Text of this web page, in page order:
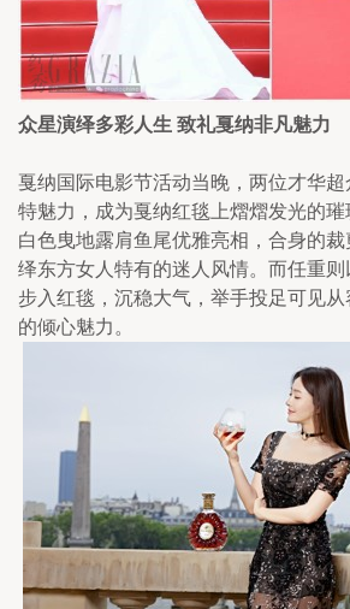
众星演绎多彩人生 致礼戛纳非凡魅力
戛纳国际电影节活动当晚，两位才华
特魅力，成为戛纳红毯上熠熠发光的
白色曳地露肩鱼尾优雅亮相，合身的
绎东方女人特有的迷人风情。而任重
步入红毯，沉稳大气，举手投足可见从
的倾心魅力。